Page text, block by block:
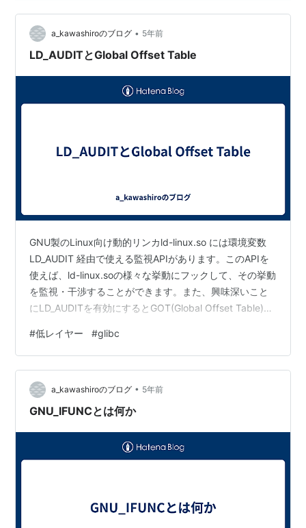
a_kawashiroのブログ • 5年前
LD_AUDITとGlobal Offset Table
GNU製のLinux向け動的リンカld-linux.so には環境変数
LD_AUDIT 経由で使える監視APIがあります。このAPIを
使えば、ld-linux.soの様々な挙動にフックして、その挙動
を監視・干渉することができます。また、興味深いこと
にLD_AUDITを有効にするとGOT(Global Offset Table)周
やGOTについて知らない場合はこちらの記事が分かりや
すいです。この記事のglibcはすべてコミット
137ed5ac44を参照しています。 動作例 LD_AUDITを使
ってltrace(1…
#低レイヤー #glibc
a_kawashiroのブログ • 5年前
GNU_IFUNCとは何か